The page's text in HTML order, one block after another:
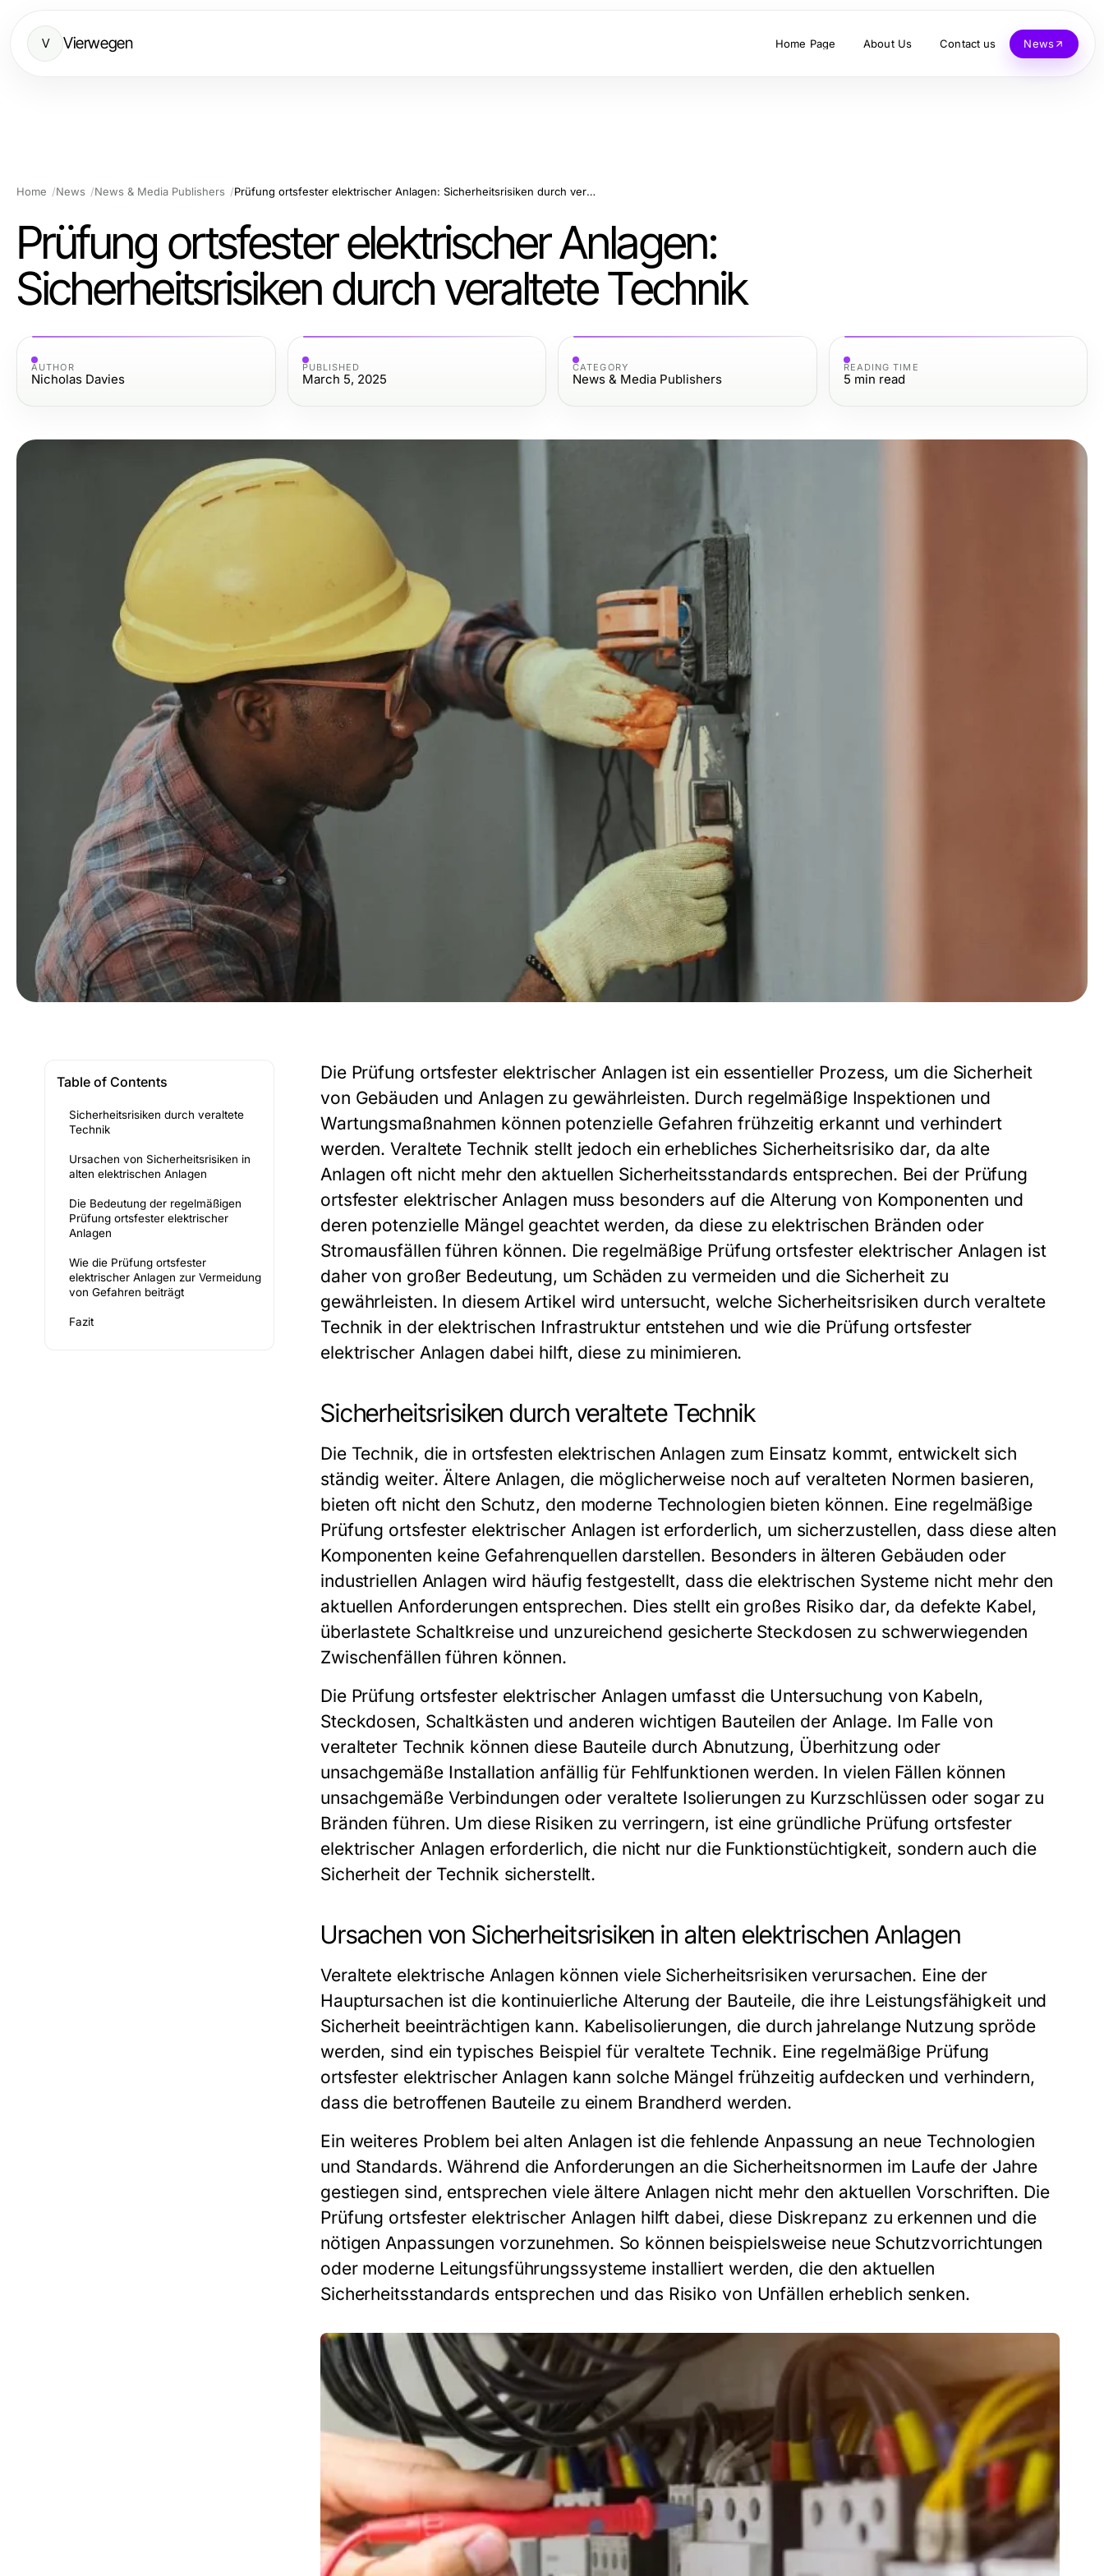
V Vierwegen Home Page About Us Contact us News
Home News News & Media Publishers Prüfung ortsfester elektrischer Anlagen: Sicherheitsrisiken durch veraltete Technik
Prüfung ortsfester elektrischer Anlagen:
Sicherheitsrisiken durch veraltete Technik
AUTHOR
Nicholas Davies
PUBLISHED
March 5, 2025
CATEGORY
News & Media Publishers
READING TIME
5 min read
Table of Contents
Sicherheitsrisiken durch veraltete
Technik
Ursachen von Sicherheitsrisiken in
alten elektrischen Anlagen
Die Bedeutung der regelmäßigen
Prüfung ortsfester elektrischer
Anlagen
Wie die Prüfung ortsfester
elektrischer Anlagen zur Vermeidung
von Gefahren beiträgt
Fazit
Die Prüfung ortsfester elektrischer Anlagen ist ein essentieller Prozess, um die Sicherheit
von Gebäuden und Anlagen zu gewährleisten. Durch regelmäßige Inspektionen und
Wartungsmaßnahmen können potenzielle Gefahren frühzeitig erkannt und verhindert
werden. Veraltete Technik stellt jedoch ein erhebliches Sicherheitsrisiko dar, da alte
Anlagen oft nicht mehr den aktuellen Sicherheitsstandards entsprechen. Bei der Prüfung
ortsfester elektrischer Anlagen muss besonders auf die Alterung von Komponenten und
deren potenzielle Mängel geachtet werden, da diese zu elektrischen Bränden oder
Stromausfällen führen können. Die regelmäßige Prüfung ortsfester elektrischer Anlagen ist
daher von großer Bedeutung, um Schäden zu vermeiden und die Sicherheit zu
gewährleisten. In diesem Artikel wird untersucht, welche Sicherheitsrisiken durch veraltete
Technik in der elektrischen Infrastruktur entstehen und wie die Prüfung ortsfester
elektrischer Anlagen dabei hilft, diese zu minimieren.
Sicherheitsrisiken durch veraltete Technik
Die Technik, die in ortsfesten elektrischen Anlagen zum Einsatz kommt, entwickelt sich
ständig weiter. Ältere Anlagen, die möglicherweise noch auf veralteten Normen basieren,
bieten oft nicht den Schutz, den moderne Technologien bieten können. Eine regelmäßige
Prüfung ortsfester elektrischer Anlagen ist erforderlich, um sicherzustellen, dass diese alten
Komponenten keine Gefahrenquellen darstellen. Besonders in älteren Gebäuden oder
industriellen Anlagen wird häufig festgestellt, dass die elektrischen Systeme nicht mehr den
aktuellen Anforderungen entsprechen. Dies stellt ein großes Risiko dar, da defekte Kabel,
überlastete Schaltkreise und unzureichend gesicherte Steckdosen zu schwerwiegenden
Zwischenfällen führen können.
Die Prüfung ortsfester elektrischer Anlagen umfasst die Untersuchung von Kabeln,
Steckdosen, Schaltkästen und anderen wichtigen Bauteilen der Anlage. Im Falle von
veralteter Technik können diese Bauteile durch Abnutzung, Überhitzung oder
unsachgemäße Installation anfällig für Fehlfunktionen werden. In vielen Fällen können
unsachgemäße Verbindungen oder veraltete Isolierungen zu Kurzschlüssen oder sogar zu
Bränden führen. Um diese Risiken zu verringern, ist eine gründliche Prüfung ortsfester
elektrischer Anlagen erforderlich, die nicht nur die Funktionstüchtigkeit, sondern auch die
Sicherheit der Technik sicherstellt.
Ursachen von Sicherheitsrisiken in alten elektrischen Anlagen
Veraltete elektrische Anlagen können viele Sicherheitsrisiken verursachen. Eine der
Hauptursachen ist die kontinuierliche Alterung der Bauteile, die ihre Leistungsfähigkeit und
Sicherheit beeinträchtigen kann. Kabelisolierungen, die durch jahrelange Nutzung spröde
werden, sind ein typisches Beispiel für veraltete Technik. Eine regelmäßige Prüfung
ortsfester elektrischer Anlagen kann solche Mängel frühzeitig aufdecken und verhindern,
dass die betroffenen Bauteile zu einem Brandherd werden.
Ein weiteres Problem bei alten Anlagen ist die fehlende Anpassung an neue Technologien
und Standards. Während die Anforderungen an die Sicherheitsnormen im Laufe der Jahre
gestiegen sind, entsprechen viele ältere Anlagen nicht mehr den aktuellen Vorschriften. Die
Prüfung ortsfester elektrischer Anlagen hilft dabei, diese Diskrepanz zu erkennen und die
nötigen Anpassungen vorzunehmen. So können beispielsweise neue Schutzvorrichtungen
oder moderne Leitungsführungssysteme installiert werden, die den aktuellen
Sicherheitsstandards entsprechen und das Risiko von Unfällen erheblich senken.